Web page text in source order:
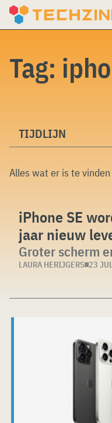
Skip
Tag:
TIJDLIJN
Alles wat er is te
iPhone SE
jaar nieuw
Groter scherm
LAURA HERIJGERS 23